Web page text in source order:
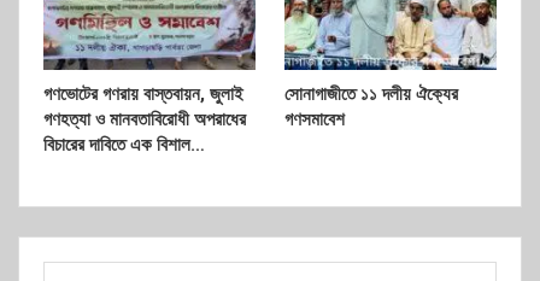
গণভোটের গণরায় বাস্তবায়ন, জুলাই
গণহত্যা ও মানবতাবিরোধী অপরাধের
বিচারের দাবিতে এক বিশাল…
সোনাগাজীতে ১১ দলীয় ঐক্যের
গণসমাবেশ